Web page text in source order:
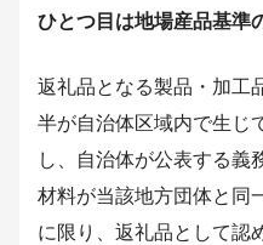
ひとつ目は地場産品基準
返礼品となる製品・加工
半が自治体区域内で生じ
し、自治体が公表する義
材料が当該地方団体と同
に限り、返礼品として認